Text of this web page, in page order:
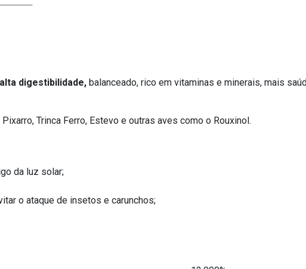
alta digestibilidade, balanceado, rico em vitaminas e minerais, mais
Trinca Ferro, Estevo e outras aves como o Rouxinol.
da luz solar;
o ataque de insetos e carunchos;